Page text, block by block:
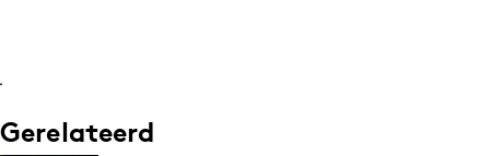
Purpose Marketing
.
Gerelateerd